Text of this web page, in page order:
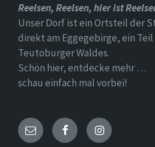
Reelsen, Reelsen, hier ist
Unser Dorf ist ein Ortsteil der
direkt am Eggegebirge, ein
Teutoburger Waldes.
Schön hier, entdecke mehr …
schau einfach mal vorbei!
Email FacebookInstagram